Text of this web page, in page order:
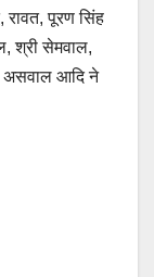
रावत, पूरण सिंह
श्री सेमवाल,
असवाल आदि ने